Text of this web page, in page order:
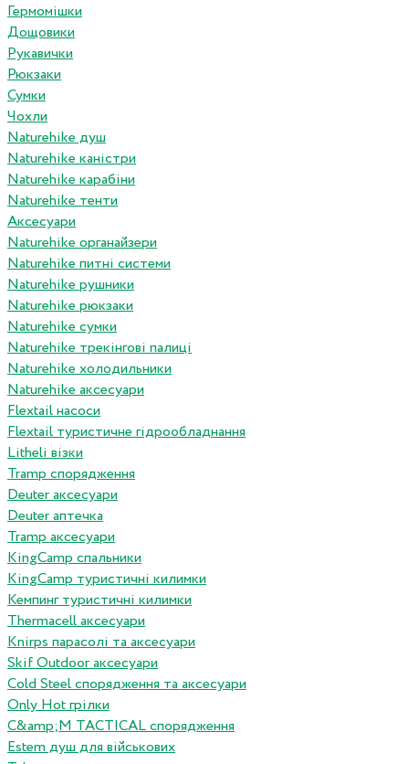
Гермомішки
Дощовики
Рукавички
Рюкзаки
Сумки
Чохли
Naturehike душ
Naturehike каністри
Naturehike карабіни
Naturehike тенти
Аксесуари
Naturehike органайзери
Naturehike питні системи
Naturehike рушники
Naturehike рюкзаки
Naturehike сумки
Naturehike трекінгові палиці
Naturehike холодильники
Naturehike аксесуари
Flextail насоси
Flextail туристичне гідрообладнання
Litheli візки
Tramp спорядження
Deuter аксесуари
Deuter аптечка
Tramp аксесуари
KingCamp спальники
KingCamp туристичні килимки
Кемпинг туристичні килимки
Thermacell аксесуари
Knirps парасолі та аксесуари
Skif Outdoor аксесуари
Cold Steel спорядження та аксесуари
Only Hot грілки
C&amp;M TACTICAL спорядження
Estem душ для військових